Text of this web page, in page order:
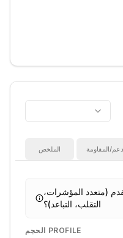
الملخص المقاومة
(متعدد المؤشرات،
التقلب، التباعد)؟
الحجم PROFILE